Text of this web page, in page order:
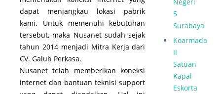
dapat menjangkau lokasi pabrik
kami. Untuk memenuhi kebutuhan
tersebut, maka Nusanet sudah sejak
tahun 2014 menjadi Mitra Kerja dari
CV. Galuh Perkasa.
Nusanet telah memberikan koneksi
internet dan bantuan teknisi support
5
Surabaya
Koarmada
II
Satuan
Kapal
Eskorta